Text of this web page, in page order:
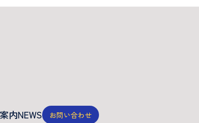
内NEWS お問い合わせ